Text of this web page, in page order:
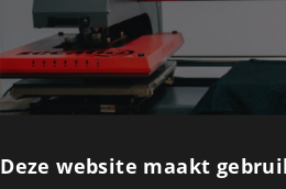
Deze website maakt